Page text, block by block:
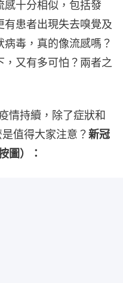
感十分相似，包括發
有患者出現失去嗅覺及
毒，真的像流感嗎？
又有多可怕？兩者之
情持續，除了症狀和
值得大家注意？新冠
圖）：